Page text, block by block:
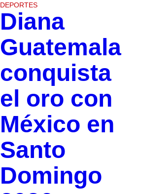
DEPORTES
Diana
Guatemala
conquista
el oro con
México en
Santo
Domingo